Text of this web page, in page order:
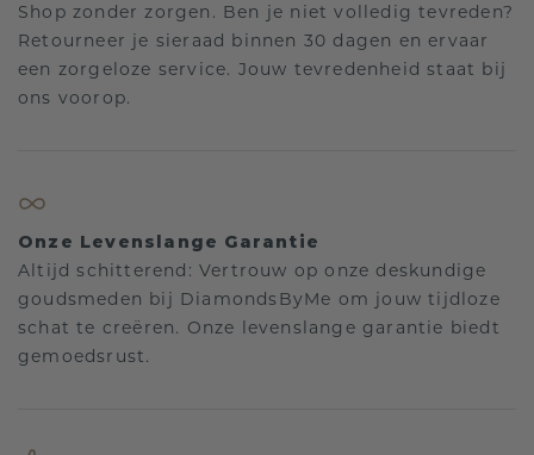
Shop zonder zorgen. Ben je niet volledig tevreden?
Retourneer je sieraad binnen 30 dagen en ervaar
een zorgeloze service. Jouw tevredenheid staat bij
ons voorop.
Onze Levenslange Garantie
Altijd schitterend: Vertrouw op onze deskundige
goudsmeden bij DiamondsByMe om jouw tijdloze
schat te creëren. Onze levenslange garantie biedt
gemoedsrust.